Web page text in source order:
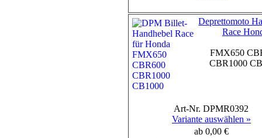
Deprettomoto
Race
FMX650
CBR1000
Art-Nr. DPMR0392
Variante auswählen »
ab 0,00 €